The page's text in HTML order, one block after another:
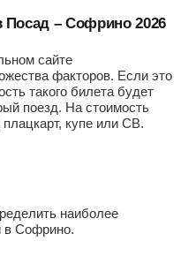
Посад – Софрино 2026
сайте
факторов. Если это
такого билета будет
поезд. На стоимость
купе или СВ.
наиболее
в Софрино.